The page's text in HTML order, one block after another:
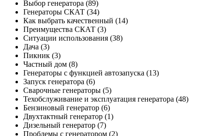
Выбор генератора (89)
Генераторы СКАТ (34)
Как выбрать качественный (14)
Преимущества СКАТ (3)
Ситуации использования (38)
Дача (3)
Пикник (3)
Частный дом (8)
Генераторы с функцией автозапуска (13)
Запуск генератора (6)
Сварочные генераторы (5)
Техобслуживание и эксплуатация генератора (48)
Бензиновый генератор (6)
Двухтактный генератор (1)
Дизельный генератор (7)
Проблемы с генератором (2)